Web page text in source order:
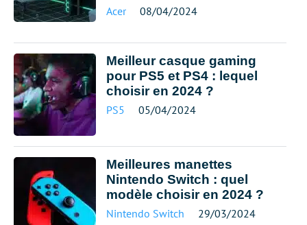
Acer 08/04/2024
Meilleur casque gaming
pour PS5 et PS4 : lequel
choisir en 2024 ?
PS5 05/04/2024
Meilleures manettes
Nintendo Switch : quel
modèle choisir en 2024 ?
Nintendo Switch 29/03/2024